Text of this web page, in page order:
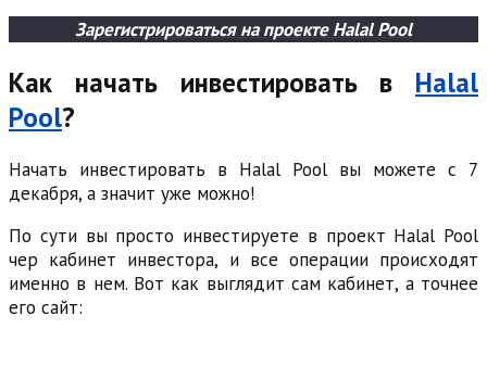
Зарегистрироваться на проекте Halal Pool
Как начать инвестировать в Halal
Pool?
Начать инвестировать в Halal Pool вы можете с 7
декабря, а значит уже можно!
По сути вы просто инвестируете в проект Halal Pool
чер кабинет инвестора, и все операции происходят
именно в нем. Вот как выглядит сам кабинет, а точнее
его сайт: